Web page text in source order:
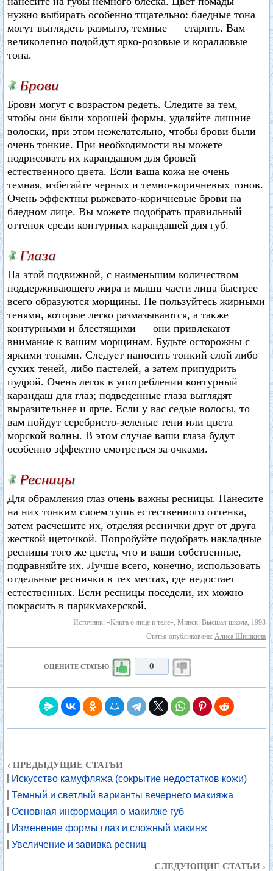
нужно выбирать особенно тщательно: бледные тона
могут выглядеть размыто, темные — старить. Вам
великолепно подойдут ярко-розовые и коралловые
тона.
Брови
Брови могут с возрастом редеть. Следите за тем,
чтобы они были хорошей формы, удаляйте лишние
волоски, при этом нежелательно, чтобы брови были
очень тонкие. При необходимости вы можете
подрисовать их карандашом для бровей
естественного цвета. Если ваша кожа не очень
темная, избегайте черных и темно-коричневых тонов.
Очень эффектны рыжевато-коричневые брови на
бледном лице. Вы можете подобрать правильный
оттенок среди контурных карандашей для губ.
Глаза
На этой подвижной, с наименьшим количеством
поддерживающего жира и мышц части лица быстрее
всего образуются морщины. Не пользуйтесь жирными
тенями, которые легко размазываются, а также
контурными и блестящими — они привлекают
внимание к вашим морщинам. Будьте осторожны с
яркими тонами. Следует наносить тонкий слой либо
сухих теней, либо пастелей, а затем припудрить
пудрой. Очень легок в употреблении контурный
карандаш для глаз; подведенные глаза выглядят
выразительнее и ярче. Если у вас седые волосы, то
вам пойдут серебристо-зеленые тени или цвета
морской волны. В этом случае ваши глаза будут
особенно эффектно смотреться за очками.
Ресницы
Для обрамления глаз очень важны ресницы. Нанесите
на них тонким слоем тушь естественного оттенка,
затем расчешите их, отделяя реснички друг от друга
жесткой щеточкой. Попробуйте подобрать накладные
ресницы того же цвета, что и ваши собственные,
подравняйте их. Лучше всего, конечно, использовать
отдельные реснички в тех местах, где недостает
естественных. Если ресницы поседели, их можно
покрасить в парикмахерской.
Источник: «Книга о лице и теле», Минск, Высшая школа, 1993
Статья опубликована: Алиса Шишкина
ОЦЕНИТЕ СТАТЬЮ 0
‹ ПРЕДЫДУЩИЕ СТАТЬИ
Искусство камуфляжа (сокрытие недостатков кожи)
Темный и светлый варианты вечернего макияжа
Основная информация о макияже губ
Изменение формы глаз и сложный макияж
Увеличение и завивка ресниц
СЛЕДУЮЩИЕ СТАТЬИ ›